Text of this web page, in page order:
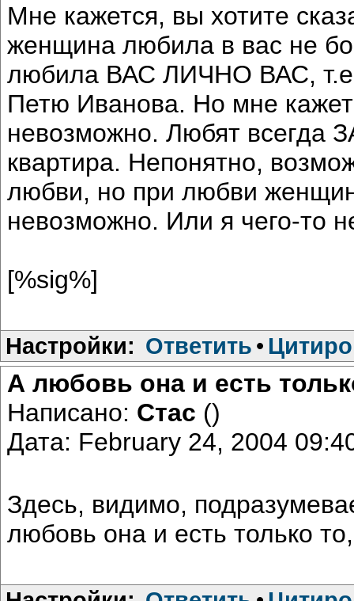
Мне кажется, вы хотите
женщина любила в вас не
любила ВАС ЛИЧНО ВАС,
Петю Иванова. Но мне
невозможно. Любят всегда
квартира. Непонятно,
любви, но при любви
невозможно. Или я чего-то
[%sig%]
Настройки: Ответить •
А любовь она и есть
Написано: Стас ()
Дата: February 24, 2004
Здесь, видимо,
любовь она и есть только